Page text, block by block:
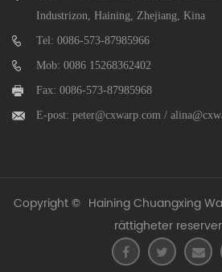
Industrizon, Haining, Zhejiang, Kina
Tel: 0086-573-87985966
Mob: 0086 15268362402
Fax: 0086-573-87985968
E-post: peter@cxwarp.com /
Copyright © Haining Chuangxing
rättigheter